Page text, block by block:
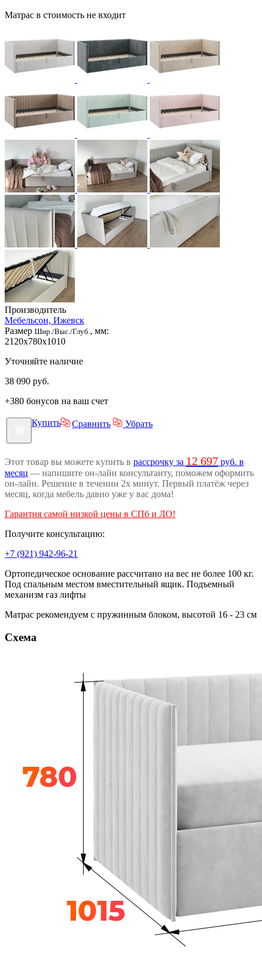
Матрас в стоимость не входит
Производитель
Мебельсон, Ижевск
Размер Шир./Выс./Глуб. , мм:
2120x780x1010
Уточняйте наличие
38 090 руб.
+380 бонусов на ваш счет
Купить Сравнить Убрать
Этот товар вы можете купить в рассрочку за 12 697 руб. в
месяц — напишите он-лайн консультанту, поможем оформить
он-лайн. Решение в течении 2х минут. Первый платёж через
месяц, когда мебель давно уже у вас дома!
Гарантия самой низкой цены в СПб и ЛО!
Получите консультацию:
+7 (921) 942-96-21
Ортопедическое основание рассчитано на вес не более 100 кг.
Под спальным местом вместительный ящик. Подъемный
механизм газ лифты
Матрас рекомендуем с пружинным блоком, высотой 16 - 23 см
Схема